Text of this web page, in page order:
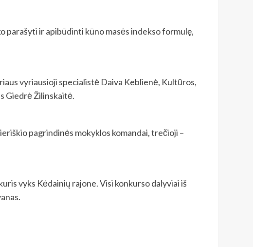
parašyti ir apibūdinti kūno masės indekso formulę,
vyriausioji specialistė Daiva Keblienė, Kultūros,
Giedrė Žilinskaitė.
pagrindinės mokyklos komandai, trečioji –
vyks Kėdainių rajone. Visi konkurso dalyviai iš